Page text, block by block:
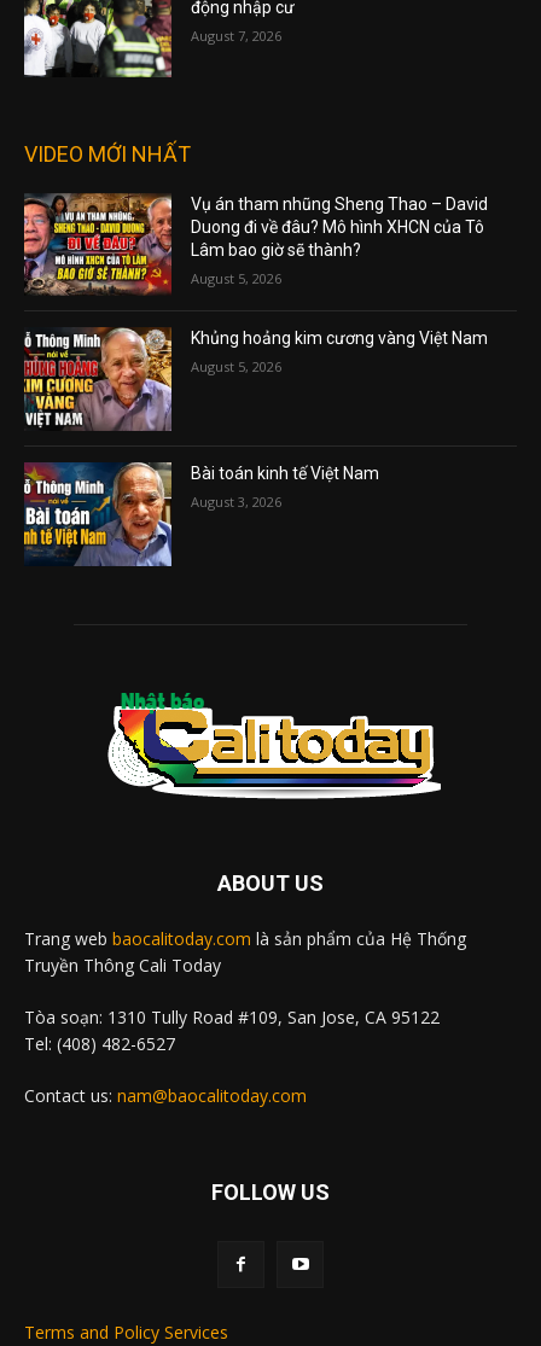
động nhập cư
August 7, 2026
VIDEO MỚI NHẤT
Vụ án tham nhũng Sheng Thao – David
Duong đi về đâu? Mô hình XHCN của Tô
Lâm bao giờ sẽ thành?
August 5, 2026
Khủng hoảng kim cương vàng Việt Nam
August 5, 2026
Bài toán kinh tế Việt Nam
August 3, 2026
ABOUT US
Trang web baocalitoday.com là sản phẩm của Hệ Thống
Truyền Thông Cali Today
Tòa soạn: 1310 Tully Road #109, San Jose, CA 95122
Tel: (408) 482-6527
Contact us: nam@baocalitoday.com
FOLLOW US
Terms and Policy Services